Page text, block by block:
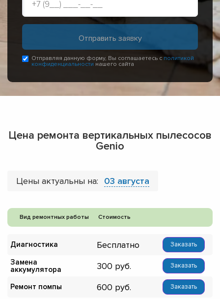
Отправляя данную форму, Вы соглашаетесь с политикой
конфиденциальности нашего сайта
Цена ремонта вертикальных пылесосов
Genio
Цены актуальны на: 03 августа
Вид ремонтных работы Стоимость
Диагностика Бесплатно Заказать
Замена
аккумулятора
300 Заказать
Ремонт помпы 600 Заказать